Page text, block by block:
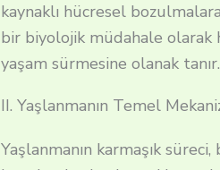
kaynaklı hücresel
bir biyolojik müdahale olarak
yaşam sürmesine olanak tanır.
II. Yaşlanmanın Temel
Yaşlanmanın karmaşık